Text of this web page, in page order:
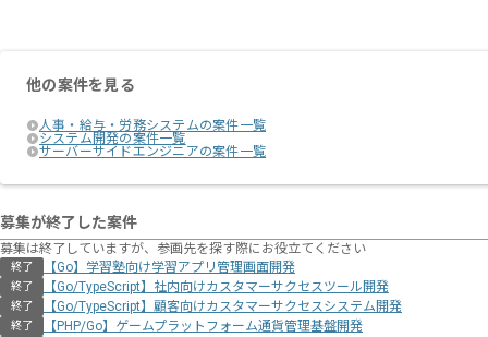
他の案件を見る
人事・給与・労務システムの案件一覧
システム開発の案件一覧
サーバーサイドエンジニアの案件一覧
募集が終了した案件
募集は終了していますが、参画先を探す際にお役立てください
終了 【Go】学習塾向け学習アプリ管理画面開発
終了 【Go/TypeScript】社内向けカスタマーサクセスツール開発
終了 【Go/TypeScript】顧客向けカスタマーサクセスシステム開発
終了 【PHP/Go】ゲームプラットフォーム通貨管理基盤開発